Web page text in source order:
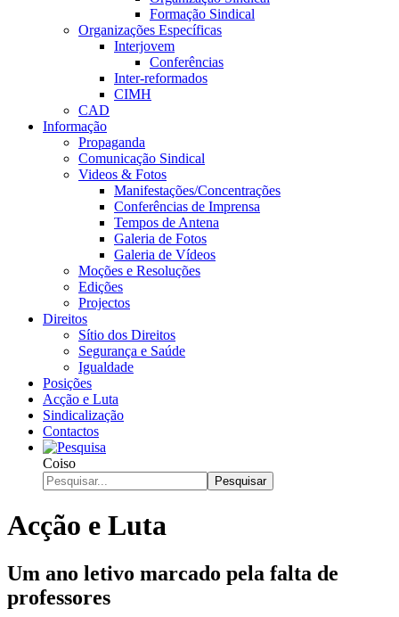
Formação Sindical
Organizações Específicas
Interjovem
Conferências
Inter-reformados
CIMH
CAD
Informação
Propaganda
Comunicação Sindical
Videos & Fotos
Manifestações/Concentrações
Conferências de Imprensa
Tempos de Antena
Galeria de Fotos
Galeria de Vídeos
Moções e Resoluções
Edições
Projectos
Direitos
Sítio dos Direitos
Segurança e Saúde
Igualdade
Posições
Acção e Luta
Sindicalização
Contactos
Coiso
Pesquisar
Acção e Luta
Um ano letivo marcado pela falta de
professores